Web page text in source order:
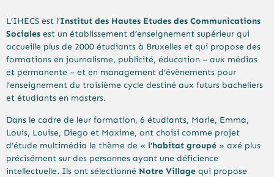
L’IHECS est l’Institut des Hautes Etudes des Communications
Sociales est un établissement d’enseignement supérieur qui
accueille plus de 2000 étudiants à Bruxelles et qui propose des
formations en journalisme, publicité, éducation – aux médias
et permanente – et en management d’évènements pour
l’enseignement du troisième cycle destiné aux futurs bacheliers
et étudiants en masters.
Dans le cadre de leur formation, 6 étudiants, Marie, Emma,
Louis, Louise, Diego et Maxime, ont choisi comme projet
d’étude multimédia le thème de « l’habitat groupé » axé plus
précisément sur des personnes ayant une déficience
intellectuelle. Ils ont sélectionné Notre Village qui propose